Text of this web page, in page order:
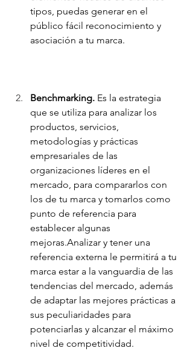
tipos, puedas generar en el
público fácil reconocimiento y
asociación a tu marca.
Benchmarking. Es la estrategia
que se utiliza para analizar los
productos, servicios,
metodologías y prácticas
empresariales de las
organizaciones líderes en el
mercado, para compararlos con
los de tu marca y tomarlos como
punto de referencia para
establecer algunas
mejoras.Analizar y tener una
referencia externa le permitirá a tu
marca estar a la vanguardia de las
tendencias del mercado, además
de adaptar las mejores prácticas a
sus peculiaridades para
potenciarlas y alcanzar el máximo
nivel de competitividad.